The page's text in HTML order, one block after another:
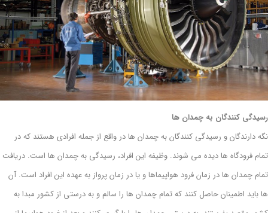
رسیدگی کنندگان به چمدان ها
نگه دارندگان و رسیدگی کنندگان به چمدان ها در واقع از جمله افرادی هستند که در
تمام فرودگاه ها دیده می شوند. وظیفه این افراد، رسیدگی به چمدان ها است. دریافت
تمام چمدان ها در زمان فرود هواپیماها و یا در زمان پرواز به عهده این افراد است. آن
ها باید اطمینان حاصل کنند که تمام چمدان ها را سالم و به درستی از کشور مبدا به